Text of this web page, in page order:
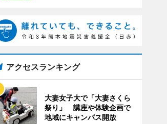
アクセスランキング
大妻女子大で「大妻さくら
祭り」 講座や体験企画で
地域にキャンパス開放